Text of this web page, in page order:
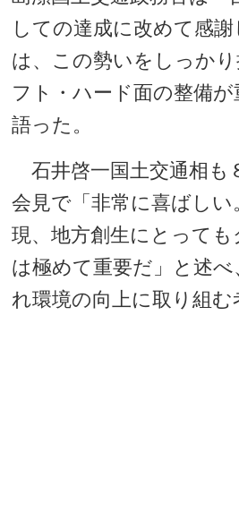
しての達成に改めて感
は、この勢いをしっか
フト・ハード面の整備が
語った。
石井啓一国土交通相も
会見で「非常に喜ばしい
現、地方創生にとって
は極めて重要だ」と述べ
れ環境の向上に取り組む